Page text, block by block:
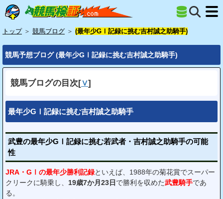
トップ ＞ 競馬ブログ ＞ (最年少GⅠ記録に挑む吉村誠之助騎手)
競馬予想ブログ (最年少GⅠ記録に挑む吉村誠之助騎手)
競馬ブログの目次[∨]
最年少GⅠ記録に挑む吉村誠之助騎手
武豊の最年少GⅠ記録に挑む若武者・吉村誠之助騎手の可能
性
JRA・GⅠの最年少勝利記録といえば、1988年の菊花賞でスーパー
クリークに騎乗し、 19歳7か月23日 で勝利を収めた武豊騎手であ
る。